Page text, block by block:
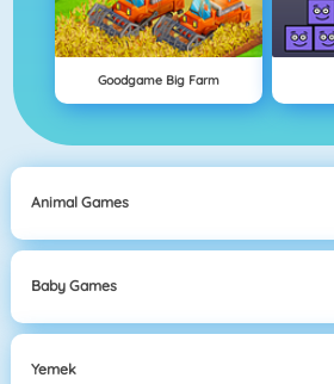
Goodgame Big Farm
Animal Games
Baby Games
Yemek